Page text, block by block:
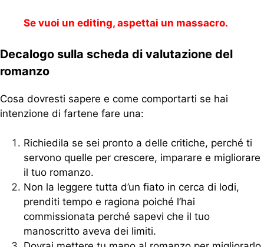
Se vuoi un editing, aspettai un massacro.
Decalogo sulla scheda di valutazione del
romanzo
Cosa dovresti sapere e come comportarti se hai
intenzione di fartene fare una:
Richiedila se sei pronto a delle critiche, perché ti
servono quelle per crescere, imparare e migliorare
il tuo romanzo.
Non la leggere tutta d’un fiato in cerca di lodi,
prenditi tempo e ragiona poiché l’hai
commissionata perché sapevi che il tuo
manoscritto aveva dei limiti.